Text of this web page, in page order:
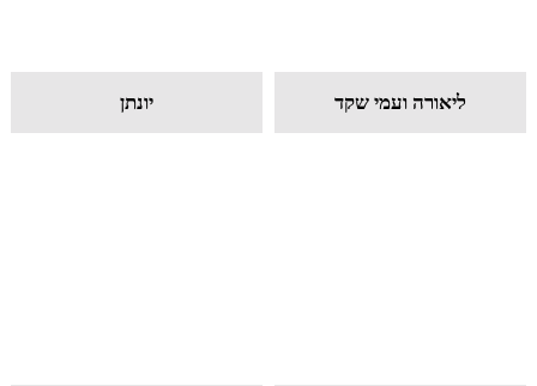
ליאורה ועמי שקד יונתן